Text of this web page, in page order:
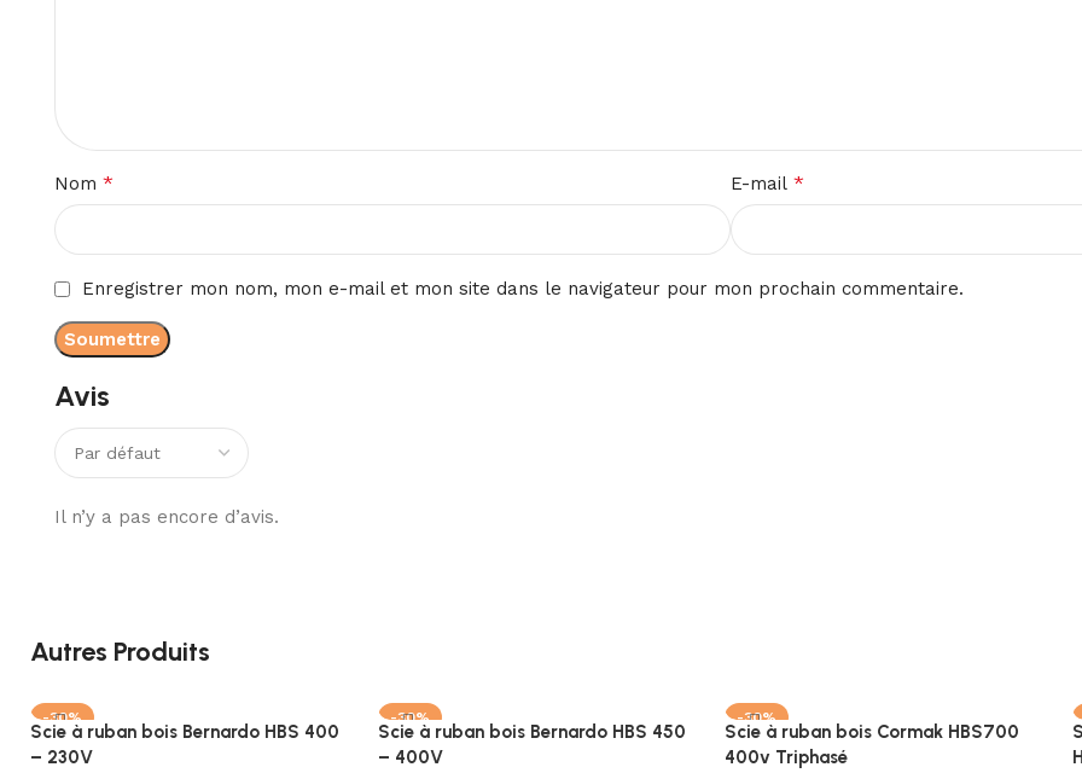
Avis
Il n’y a pas encore d’avis.
Nom * E-mail *
Enregistrer mon nom, mon e-mail et mon site dans le navigateur pour mon prochain commentaire.
Autres Produits
-30%
Scie à ruban bois Bernardo HBS 400
– 230V
-30%
Scie à ruban bois Bernardo HBS 450
– 400V
-30%
Scie à ruban bois Cormak HBS700
400v Triphasé